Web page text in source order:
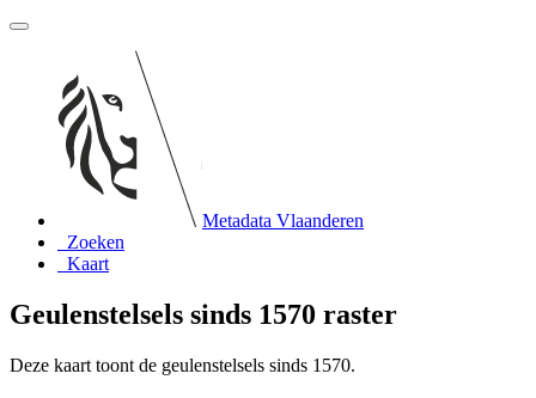
Metadata Vlaanderen
Zoeken
Kaart
Geulenstelsels sinds 1570 raster
Deze kaart toont de geulenstelsels sinds 1570.